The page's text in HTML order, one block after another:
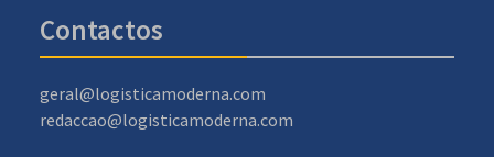
Contactos
geral@logisticamoderna.com
redaccao@logisticamoderna.com